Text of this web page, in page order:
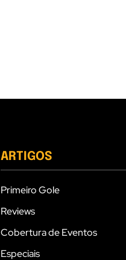
ARTIGOS
Primeiro Gole
Reviews
Cobertura de Eventos
Especiais